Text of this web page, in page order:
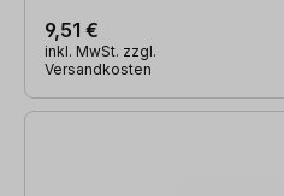
9,51 €
inkl. MwSt. zzgl.
Versandkosten